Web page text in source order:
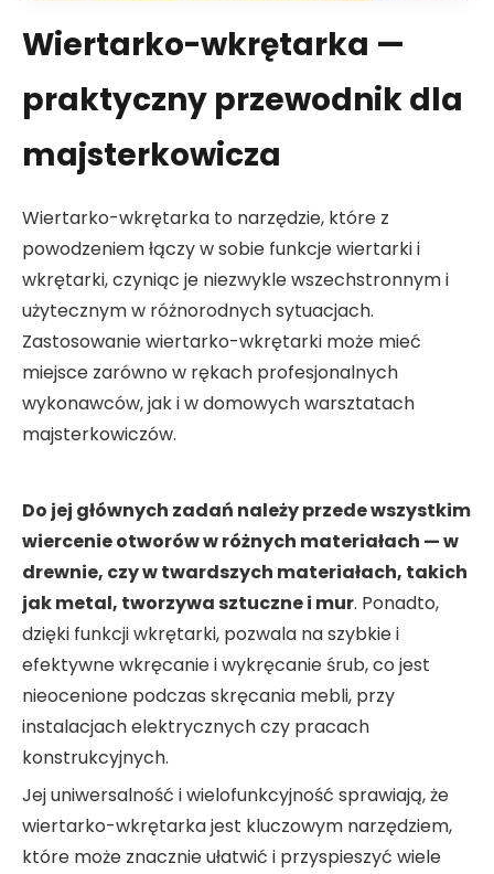
Wiertarko-wkrętarka —
praktyczny przewodnik dla
majsterkowicza
Wiertarko-wkrętarka to narzędzie, które z
powodzeniem łączy w sobie funkcje wiertarki i
wkrętarki, czyniąc je niezwykle wszechstronnym i
użytecznym w różnorodnych sytuacjach.
Zastosowanie wiertarko-wkrętarki może mieć
miejsce zarówno w rękach profesjonalnych
wykonawców, jak i w domowych warsztatach
majsterkowiczów.
Do jej głównych zadań należy przede wszystkim
wiercenie otworów w różnych materiałach — w
drewnie, czy w twardszych materiałach, takich
jak metal, tworzywa sztuczne i mur. Ponadto,
dzięki funkcji wkrętarki, pozwala na szybkie i
efektywne wkręcanie i wykręcanie śrub, co jest
nieocenione podczas skręcania mebli, przy
instalacjach elektrycznych czy pracach
konstrukcyjnych.
Jej uniwersalność i wielofunkcyjność sprawiają, że
wiertarko-wkrętarka jest kluczowym narzędziem,
które może znacznie ułatwić i przyspieszyć wiele